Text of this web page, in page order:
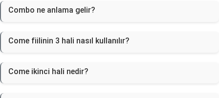
Combo ne anlama gelir?
Come fiilinin 3 hali nasıl kullanılır?
Come ikinci hali nedir?